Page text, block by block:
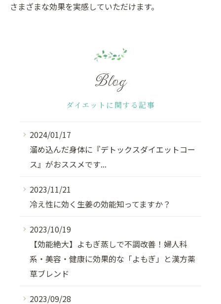
さまざまな効果を実感していただけます。
Blog
ダイエットに関する記事
2024/01/17
溜め込んだ身体に『デトックスダイエットコー
ス』がおススメです...
2023/11/21
冷え性に効く生姜の効能知ってますか？
2023/10/19
【効能絶大】よもぎ蒸しで不調改善！婦人科
系・美容・健康に効果的な「よもぎ」と漢方薬
草ブレンド
2023/09/28